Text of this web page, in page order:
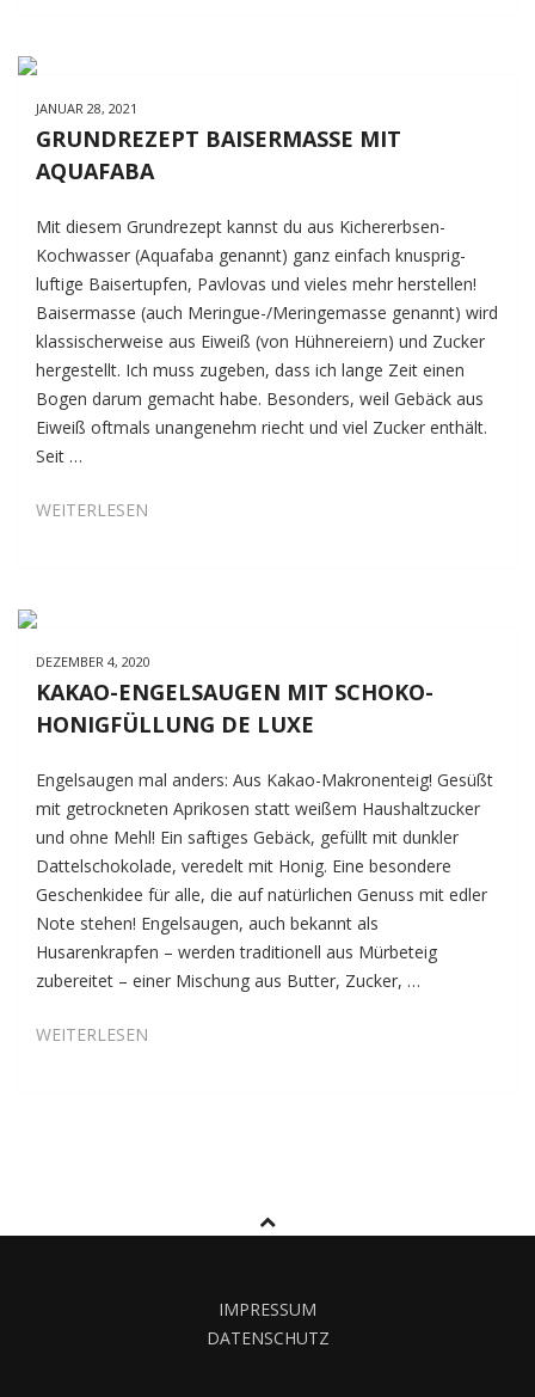
JANUAR 28, 2021
GRUNDREZEPT BAISERMASSE MIT
AQUAFABA
Mit diesem Grundrezept kannst du aus Kichererbsen-
Kochwasser (Aquafaba genannt) ganz einfach knusprig-
luftige Baisertupfen, Pavlovas und vieles mehr herstellen!
Baisermasse (auch Meringue-/Meringemasse genannt) wird
klassischerweise aus Eiweiß (von Hühnereiern) und Zucker
hergestellt. Ich muss zugeben, dass ich lange Zeit einen
Bogen darum gemacht habe. Besonders, weil Gebäck aus
Eiweiß oftmals unangenehm riecht und viel Zucker enthält.
Seit …
WEITERLESEN
DEZEMBER 4, 2020
KAKAO-ENGELSAUGEN MIT SCHOKO-
HONIGFÜLLUNG DE LUXE
Engelsaugen mal anders: Aus Kakao-Makronenteig! Gesüßt
mit getrockneten Aprikosen statt weißem Haushaltzucker
und ohne Mehl! Ein saftiges Gebäck, gefüllt mit dunkler
Dattelschokolade, veredelt mit Honig. Eine besondere
Geschenkidee für alle, die auf natürlichen Genuss mit edler
Note stehen! Engelsaugen, auch bekannt als
Husarenkrapfen – werden traditionell aus Mürbeteig
zubereitet – einer Mischung aus Butter, Zucker, …
WEITERLESEN
IMPRESSUM
DATENSCHUTZ